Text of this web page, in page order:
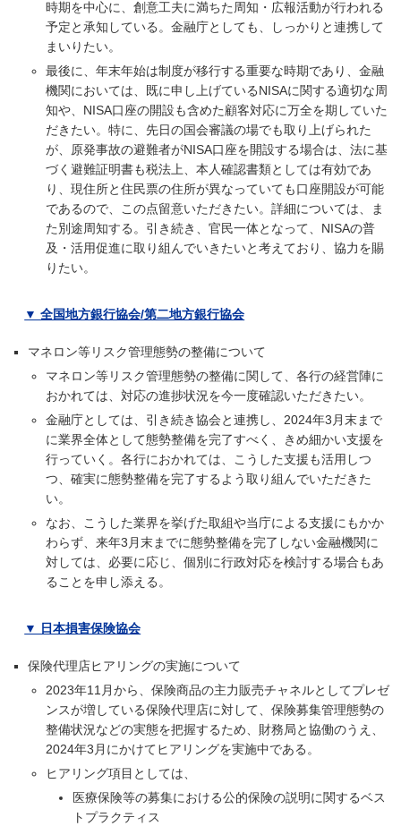
時期を中心に、創意工夫に満ちた周知・広報活動が行われる
予定と承知している。金融庁としても、しっかりと連携して
まいりたい。
最後に、年末年始は制度が移行する重要な時期であり、金融
機関においては、既に申し上げているNISAに関する適切な周
知や、NISA口座の開設も含めた顧客対応に万全を期していた
だきたい。特に、先日の国会審議の場でも取り上げられた
が、原発事故の避難者がNISA口座を開設する場合は、法に基
づく避難証明書も税法上、本人確認書類としては有効であ
り、現住所と住民票の住所が異なっていても口座開設が可能
であるので、この点留意いただきたい。詳細については、ま
た別途周知する。引き続き、官民一体となって、NISAの普
及・活用促進に取り組んでいきたいと考えており、協力を賜
りたい。
▼ 全国地方銀行協会/第二地方銀行協会
マネロン等リスク管理態勢の整備について
マネロン等リスク管理態勢の整備に関して、各行の経営陣に
おかれては、対応の進捗状況を今一度確認いただきたい。
金融庁としては、引き続き協会と連携し、2024年3月末まで
に業界全体として態勢整備を完了すべく、きめ細かい支援を
行っていく。各行におかれては、こうした支援も活用しつ
つ、確実に態勢整備を完了するよう取り組んでいただきた
い。
なお、こうした業界を挙げた取組や当庁による支援にもかか
わらず、来年3月末までに態勢整備を完了しない金融機関に
対しては、必要に応じ、個別に行政対応を検討する場合もあ
ることを申し添える。
▼ 日本損害保険協会
保険代理店ヒアリングの実施について
2023年11月から、保険商品の主力販売チャネルとしてプレゼ
ンスが増している保険代理店に対して、保険募集管理態勢の
整備状況などの実態を把握するため、財務局と協働のうえ、
2024年3月にかけてヒアリングを実施中である。
ヒアリング項目としては、
医療保険等の募集における公的保険の説明に関するベス
トプラクティス